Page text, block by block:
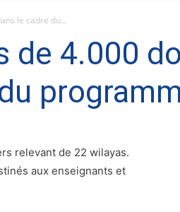
le cadre du...
de 4.000
relevant de 22 wilayas.
aux enseignants et